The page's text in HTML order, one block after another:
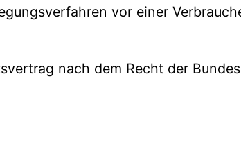
vor einer
nach dem Recht der